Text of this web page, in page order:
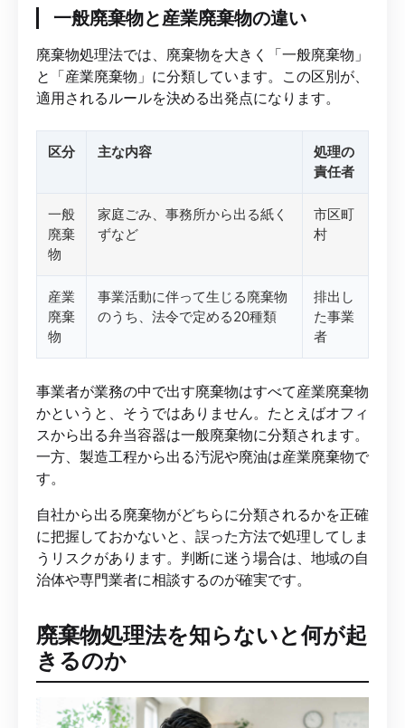
一般廃棄物と産業廃棄物の違い
廃棄物処理法では、廃棄物を大きく「一般廃棄物」
と「産業廃棄物」に分類しています。この区別が、
適用されるルールを決める出発点になります。
区分 主な内容
処理の
責任者
一般
廃棄
物
家庭ごみ、事務所から出る紙く
ずなど
市区町
村
産業
廃棄
物
事業活動に伴って生じる廃棄物
のうち、法令で定める20種類
排出し
た事業
者
事業者が業務の中で出す廃棄物はすべて産業廃棄物
かというと、そうではありません。たとえばオフィ
スから出る弁当容器は一般廃棄物に分類されます。
一方、製造工程から出る汚泥や廃油は産業廃棄物で
す。
自社から出る廃棄物がどちらに分類されるかを正確
に把握しておかないと、誤った方法で処理してしま
うリスクがあります。判断に迷う場合は、地域の自
治体や専門業者に相談するのが確実です。
廃棄物処理法を知らないと何が起
きるのか